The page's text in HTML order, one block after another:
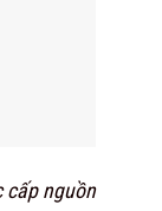
cấp nguồn